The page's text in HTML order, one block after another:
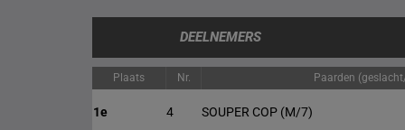
DEELNEMERS
Plaats Nr. Paarden
1e 4 SOUPER COP (M/7)